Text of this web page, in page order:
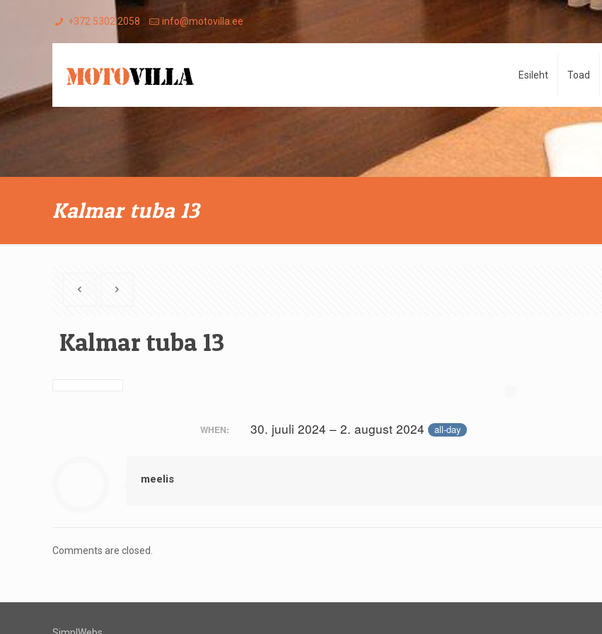
+372 5302 2058 info@motovilla.ee
Esileht Toad
Kalmar tuba 13
Kalmar tuba 13
WHEN: 30. juuli 2024 – 2. august 2024 all-day
meelis
Comments are closed.